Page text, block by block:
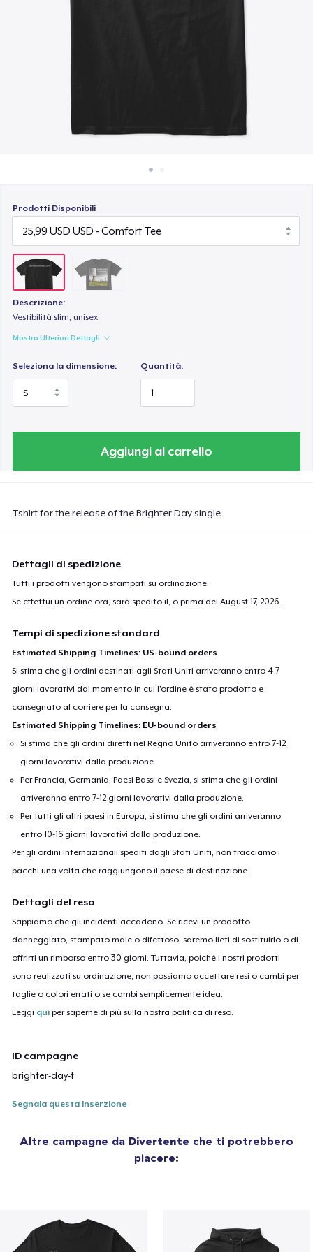
Prodotti Disponibili
Descrizione:
Vestibilità slim, unisex
Mostra Ulteriori Dettagli
Seleziona la dimensione: Quantità:
Aggiungi al carrello
Tshirt for the release of the Brighter Day single
Dettagli di spedizione
Tutti i prodotti vengono stampati su ordinazione.
Se effettui un ordine ora, sarà spedito il, o prima delAugust 17, 2026.
Tempi di spedizione standard
Estimated Shipping Timelines: US-bound orders
Si stima che gli ordini destinati agli Stati Uniti arriveranno entro 4-7
giorni lavorativi dal momento in cui l'ordine è stato prodotto e
consegnato al corriere per la consegna.
Estimated Shipping Timelines: EU-bound orders
Si stima che gli ordini diretti nel Regno Unito arriveranno entro 7-12
giorni lavorativi dalla produzione.
Per Francia, Germania, Paesi Bassi e Svezia, si stima che gli ordini
arriveranno entro 7-12 giorni lavorativi dalla produzione.
Per tutti gli altri paesi in Europa, si stima che gli ordini arriveranno
entro 10-16 giorni lavorativi dalla produzione.
Per gli ordini internazionali spediti dagli Stati Uniti, non tracciamo i
pacchi una volta che raggiungono il paese di destinazione.
Dettagli del reso
Sappiamo che gli incidenti accadono. Se ricevi un prodotto
danneggiato, stampato male o difettoso, saremo lieti di sostituirlo o di
offrirti un rimborso entro 30 giorni. Tuttavia, poiché i nostri prodotti
sono realizzati su ordinazione, non possiamo accettare resi o cambi per
taglie o colori errati o se cambi semplicemente idea.
Leggi qui per saperne di più sulla nostra politica di reso.
ID campagne
brighter-day-t
Segnala questa inserzione
Altre campagne da Divertente che ti potrebbero
piacere: